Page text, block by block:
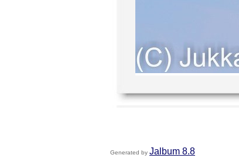
Generated by Jalbum 8.8